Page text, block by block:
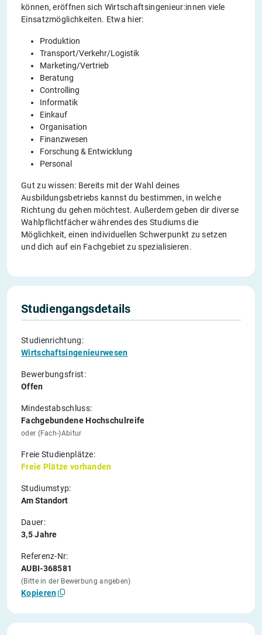
können, eröffnen sich Wirtschaftsingenieur:innen viele
Einsatzmöglichkeiten. Etwa hier:
Produktion
Transport/Verkehr/Logistik
Marketing/Vertrieb
Beratung
Controlling
Informatik
Einkauf
Organisation
Finanzwesen
Forschung & Entwicklung
Personal
Gut zu wissen: Bereits mit der Wahl deines
Ausbildungsbetriebs kannst du bestimmen, in welche
Richtung du gehen möchtest. Außerdem geben dir diverse
Wahlpflichtfächer währendes des Studiums die
Möglichkeit, einen individuellen Schwerpunkt zu setzen
und dich auf ein Fachgebiet zu spezialisieren.
Studiengangsdetails
Studienrichtung:
Wirtschaftsingenieurwesen
Bewerbungsfrist:
Offen
Mindestabschluss:
Fachgebundene Hochschulreife
oder (Fach-)Abitur
Freie Studienplätze:
Freie Plätze vorhanden
Studiumstyp:
Am Standort
Dauer:
3,5 Jahre
Referenz-Nr:
AUBI-368581
(Bitte in der Bewerbung angeben)
Kopieren